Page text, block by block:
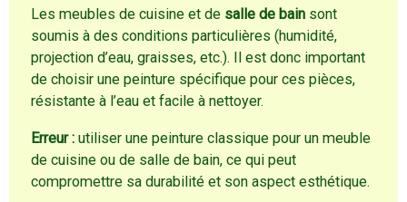
Les meubles de cuisine et de salle de bain sont
soumis à des conditions particulières (humidité,
projection d’eau, graisses, etc.). Il est donc important
de choisir une peinture spécifique pour ces pièces,
résistante à l’eau et facile à nettoyer.
Erreur : utiliser une peinture classique pour un meuble
de cuisine ou de salle de bain, ce qui peut
compromettre sa durabilité et son aspect esthétique.